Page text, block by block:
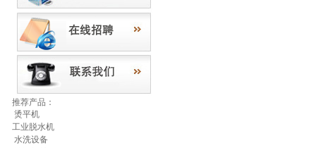
推荐产品：
烫平机
工业脱水机
水洗设备